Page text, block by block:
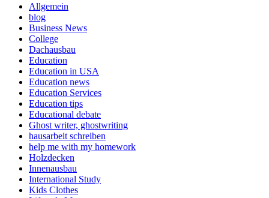
Allgemein
blog
Business News
College
Dachausbau
Education
Education in USA
Education news
Education Services
Education tips
Educational debate
Ghost writer, ghostwriting
hausarbeit schreiben
help me with my homework
Holzdecken
Innenausbau
International Study
Kids Clothes